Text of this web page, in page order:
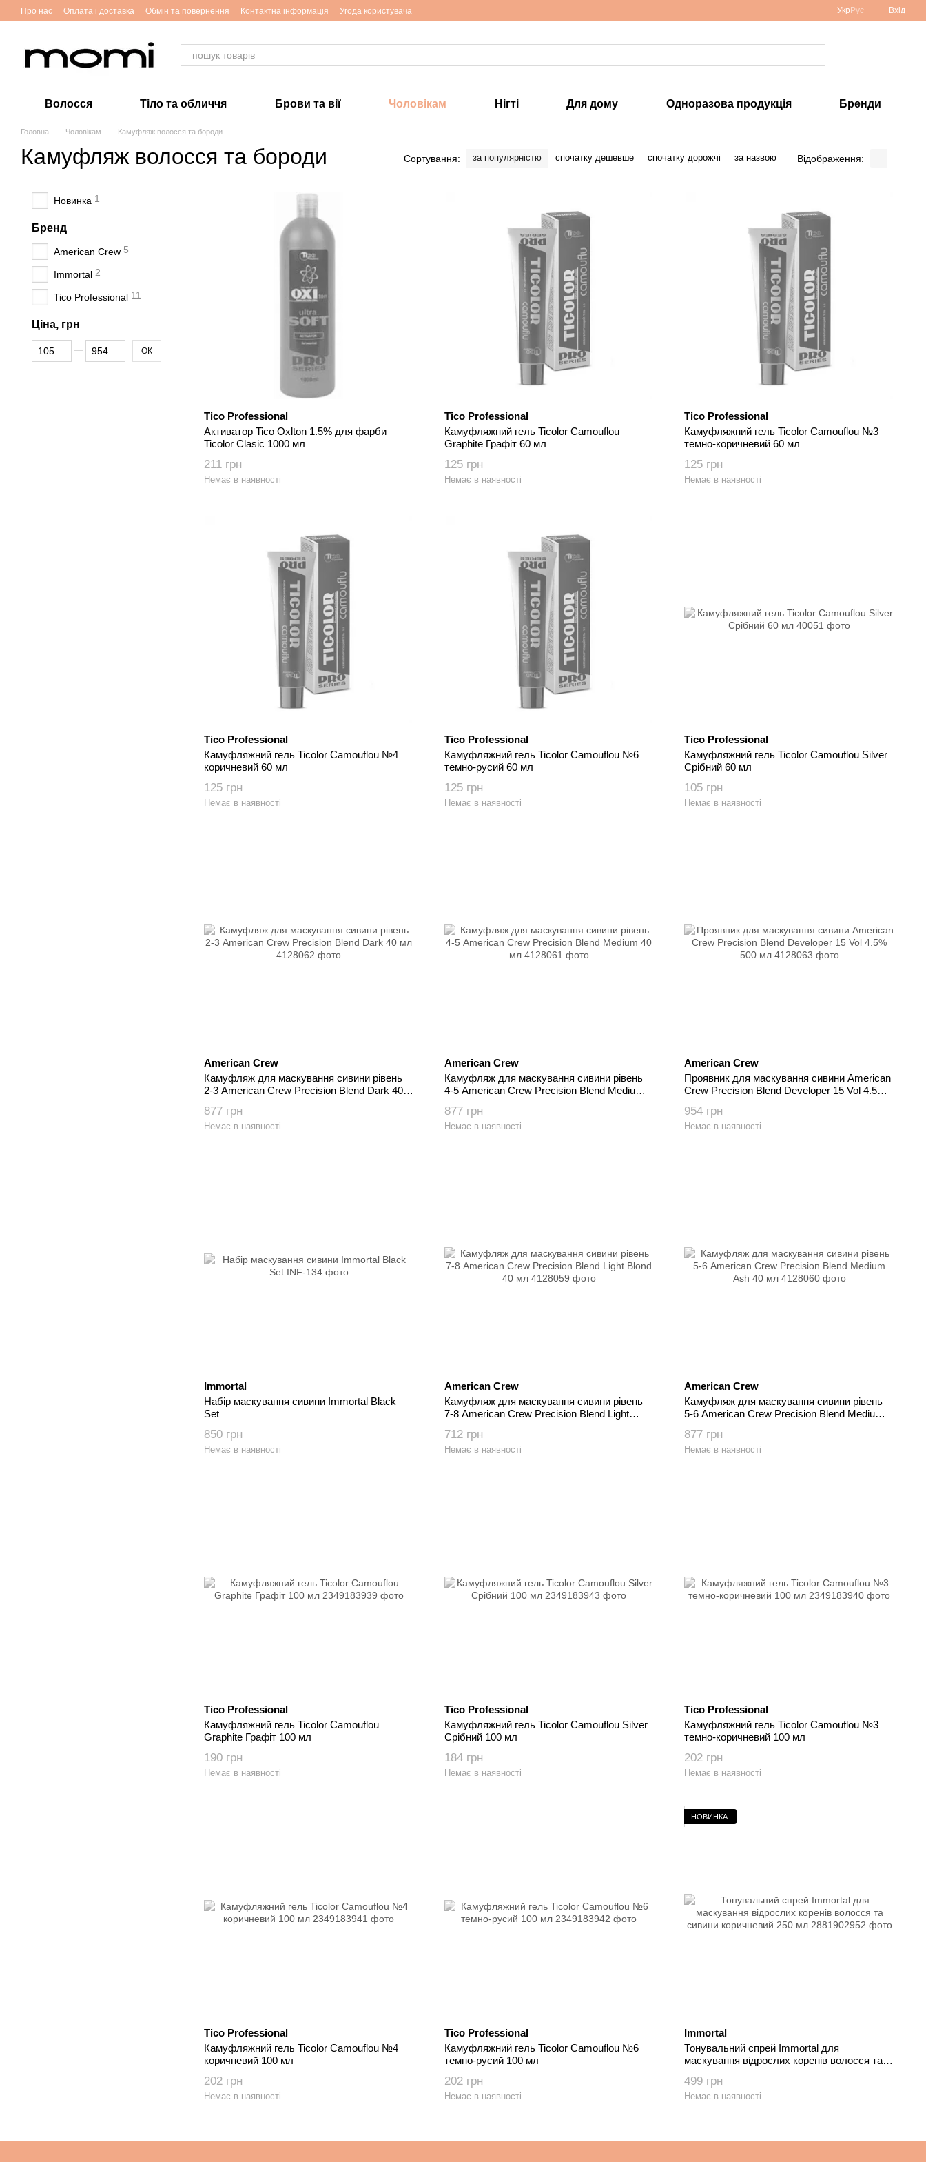
Перейти до основного контенту
Про нас Оплата і доставка Обмін та повернення Контактна інформація Угода користувача Укр Рус Вхід
Волосся Тіло та обличчя Брови та вії Чоловікам Нігті Для дому Одноразова продукція Бренди
Головна Чоловікам Камуфляж волосся та бороди
Камуфляж волосся та бороди Сортування: за популярністю спочатку дешевше спочатку дорожчі за назвою Відображення:
Tico Professional
Активатор Tico Oxlton 1.5% для фарби
Ticolor Clasic 1000 мл
211 грн
Немає в наявності
Tico Professional
Камуфляжний гель Ticolor Camouflou
Graphite Графіт 60 мл
125 грн
Немає в наявності
Tico Professional
Камуфляжний гель Ticolor Camouflou №3
темно-коричневий 60 мл
125 грн
Немає в наявності
Tico Professional
Камуфляжний гель Ticolor Camouflou №4
коричневий 60 мл
125 грн
Немає в наявності
Tico Professional
Камуфляжний гель Ticolor Camouflou №6
темно-русий 60 мл
125 грн
Немає в наявності
Tico Professional
Камуфляжний гель Ticolor Camouflou Silver
Срібний 60 мл
105 грн
Немає в наявності
American Crew
Камуфляж для маскування сивини рівень
2-3 American Crew Precision Blend Dark 40
877 грн
Немає в наявності
American Crew
Камуфляж для маскування сивини рівень
4-5 American Crew Precision Blend Medium
877 грн
Немає в наявності
American Crew
Проявник для маскування сивини American
Crew Precision Blend Developer 15 Vol 4.5%
954 грн
Немає в наявності
Immortal
Набір маскування сивини Immortal Black
Set
850 грн
Немає в наявності
American Crew
Камуфляж для маскування сивини рівень
7-8 American Crew Precision Blend Light
712 грн
Немає в наявності
American Crew
Камуфляж для маскування сивини рівень
5-6 American Crew Precision Blend Medium
877 грн
Немає в наявності
Tico Professional
Камуфляжний гель Ticolor Camouflou
Graphite Графіт 100 мл
190 грн
Немає в наявності
Tico Professional
Камуфляжний гель Ticolor Camouflou Silver
Срібний 100 мл
184 грн
Немає в наявності
Tico Professional
Камуфляжний гель Ticolor Camouflou №3
темно-коричневий 100 мл
202 грн
Немає в наявності
Tico Professional
Камуфляжний гель Ticolor Camouflou №4
коричневий 100 мл
202 грн
Немає в наявності
Tico Professional
Камуфляжний гель Ticolor Camouflou №6
темно-русий 100 мл
202 грн
Немає в наявності
НОВИНКА
Immortal
Тонувальний спрей Immortal для
маскування відрослих коренів волосся та
499 грн
Немає в наявності
Новинка 1
Бренд
American Crew 5
Immortal 2
Tico Professional 11
Ціна, грн
Від Ціна, грн
До Ціна, грн ОК